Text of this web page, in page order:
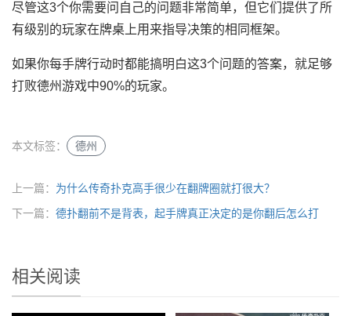
尽管这3个你需要问自己的问题非常简单，但它们提供了所
有级别的玩家在牌桌上用来指导决策的相同框架。
如果你每手牌行动时都能搞明白这3个问题的答案，就足够
打败德州游戏中90%的玩家。
本文标签： 德州
上一篇： 为什么传奇扑克高手很少在翻牌圈就打很大？
下一篇： 德扑翻前不是背表，起手牌真正决定的是你翻后怎么打
相关阅读